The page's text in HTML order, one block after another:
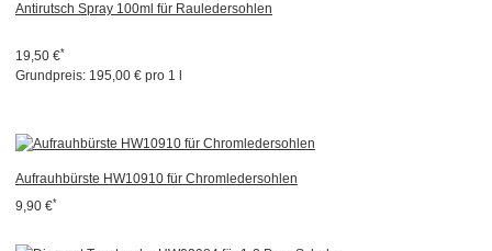
Antirutsch Spray 100ml für Rauledersohlen
19,50 €*
Grundpreis: 195,00 € pro 1 l
Aufrauhbürste HW10910 für Chromledersohlen
9,90 €*